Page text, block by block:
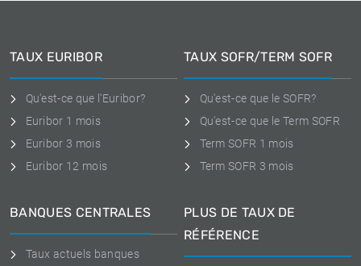
TAUX EURIBOR
Qu'est-ce que l'Euribor?
Euribor 1 mois
Euribor 3 mois
Euribor 12 mois
TAUX SOFR/TERM SOFR
Qu'est-ce que le SOFR?
Qu'est-ce que le Term SOFR
Term SOFR 1 mois
Term SOFR 3 mois
BANQUES CENTRALES
Taux actuels banques
PLUS DE TAUX DE
RÉFÉRENCE